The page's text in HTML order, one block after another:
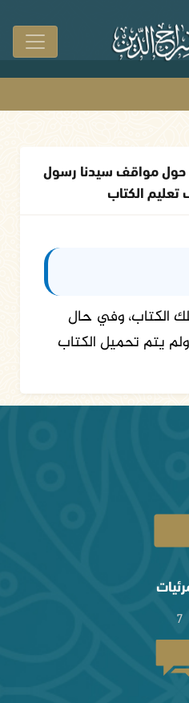
حول مواقف سيدنا رسول
الكتاب
الكتاب، وفي حال
يتم تحميل الكتاب
7